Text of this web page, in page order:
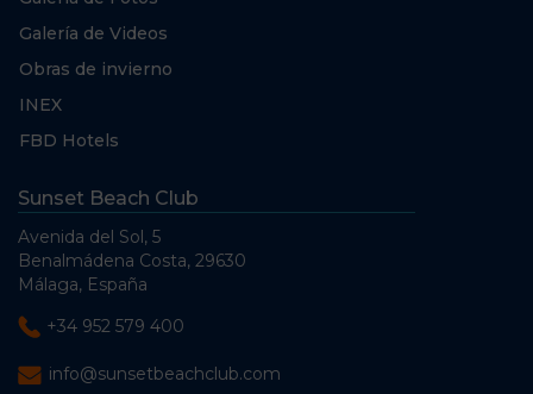
Galería de Videos
Obras de invierno
INEX
FBD Hotels
Sunset Beach Club
Avenida del Sol, 5
Benalmádena Costa, 29630
Málaga, España
+34 952 579 400
info@sunsetbeachclub.com